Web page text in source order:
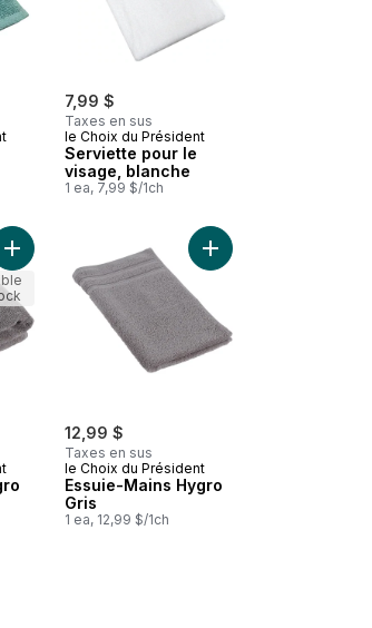
7,99 $
Taxes en sus
le Choix du Président
Serviette pour le
visage, blanche
1 ea, 7,99 $/1ch
Bleu au panier
Ajouter Drap De Bain Hygro Gris au panier
12,99 $
Taxes en sus
le Choix du Président
Essuie-Mains Hygro
Gris
1 ea, 12,99 $/1ch
Ajouter Essuie-Mains
Blanc au panier